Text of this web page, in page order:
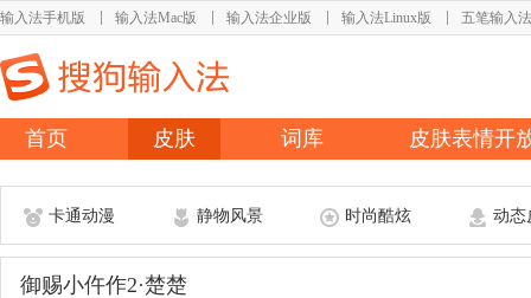
输入法手机版 输入法Mac版 输入法企业版 输入法Linux版 五笔输入法
首页 皮肤 词库 皮肤表情开
卡通动漫 静物风景 时尚酷炫 动态
御赐小仵作2·楚楚